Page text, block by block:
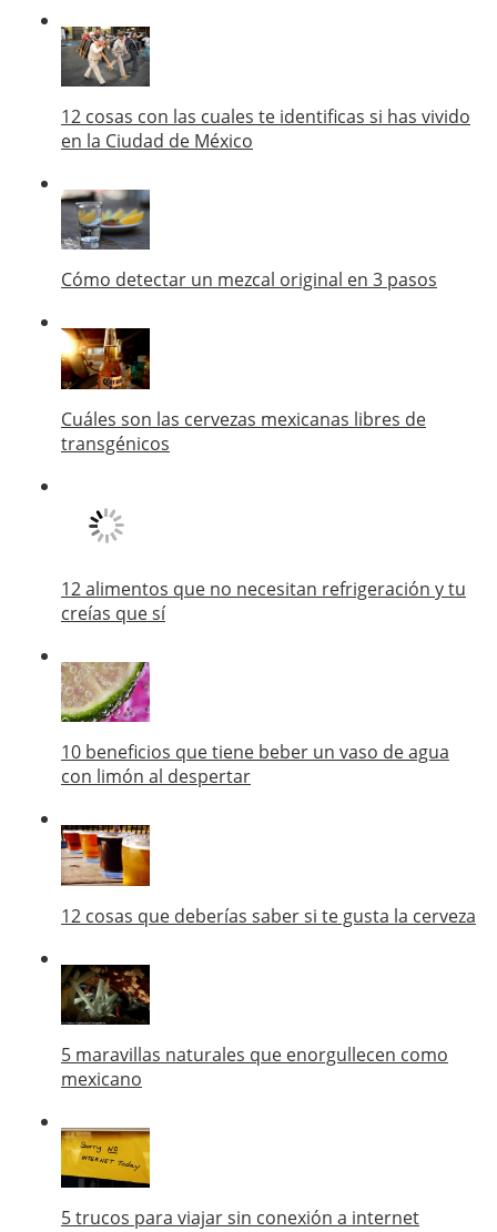
12 cosas con las cuales te identificas si has vivido
en la Ciudad de México
Cómo detectar un mezcal original en 3 pasos
Cuáles son las cervezas mexicanas libres de
transgénicos
12 alimentos que no necesitan refrigeración y tu
creías que sí
10 beneficios que tiene beber un vaso de agua
con limón al despertar
12 cosas que deberías saber si te gusta la cerveza
5 maravillas naturales que enorgullecen como
mexicano
5 trucos para viajar sin conexión a internet